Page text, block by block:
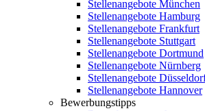
Stellenangebote München
Stellenangebote Hamburg
Stellenangebote Frankfurt
Stellenangebote Stuttgart
Stellenangebote Dortmund
Stellenangebote Nürnberg
Stellenangebote
Stellenangebote Hannover
Bewerbungstipps